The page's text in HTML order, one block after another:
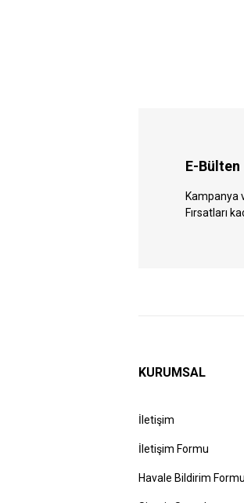
E-Bülten
Kampanya
Fırsatları
KURUMSAL
İletişim
İletişim Formu
Havale Bildirim Formu